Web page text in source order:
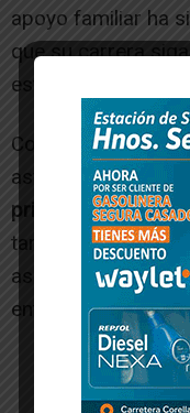
apoyo familiar ha
que su carrera
esto sería posible”,
Con la vista
asfalto, Mario
prisa, pero sin
también tiene
aspirando a que
entre los mejores